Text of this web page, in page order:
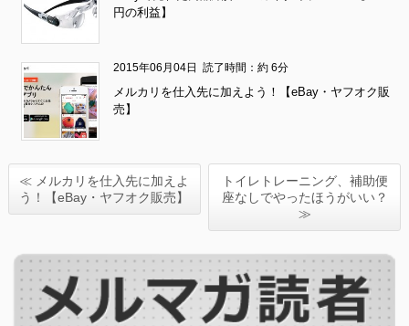
円の利益】
2015年06月04日 読了時間：約 6分
メルカリを仕入先に加えよう！【eBay・ヤフオク販
売】
≪ メルカリを仕入先に加えよ
う！【eBay・ヤフオク販売】
トイレトレーニング、補助便
座なしでやったほうがいい？
≫